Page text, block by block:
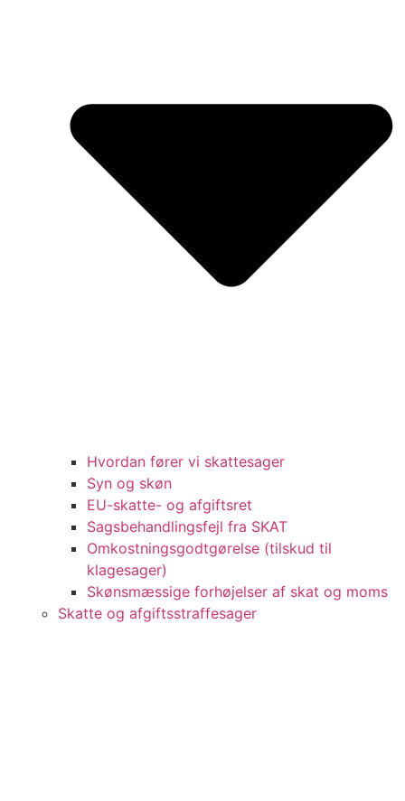
Hvordan fører vi skattesager
Syn og skøn
EU-skatte- og afgiftsret
Sagsbehandlingsfejl fra SKAT
Omkostningsgodtgørelse (tilskud til
klagesager)
Skønsmæssige forhøjelser af skat og moms
Skatte og afgiftsstraffesager